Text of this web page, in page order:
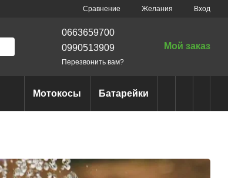
Сравнение Желания Вход
0663659700
0990513909
Перезвонить вам?
Мой заказ
Мотокосы Батарейки